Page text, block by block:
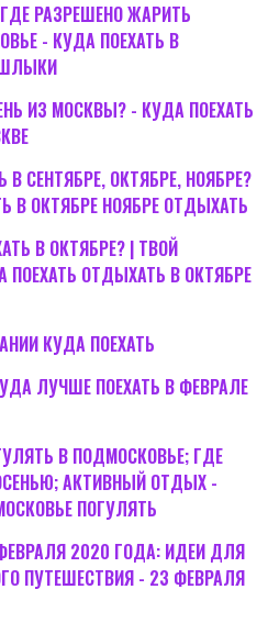
РАЗРЕШЕНО ЖАРИТЬ
- КУДА ПОЕХАТЬ В
ИЗ МОСКВЫ? - КУДА ПОЕХАТЬ
СЕНТЯБРЕ, ОКТЯБРЕ, НОЯБРЕ?
В ОКТЯБРЕ НОЯБРЕ ОТДЫХАТЬ
В ОКТЯБРЕ? | ТВОЙ
ПОЕХАТЬ ОТДЫХАТЬ В ОКТЯБРЕ
КУДА ПОЕХАТЬ
ЛУЧШЕ ПОЕХАТЬ В ФЕВРАЛЕ
В ПОДМОСКОВЬЕ; ГДЕ
АКТИВНЫЙ ОТДЫХ -
ПОГУЛЯТЬ
2020 ГОДА: ИДЕИ ДЛЯ
ПУТЕШЕСТВИЯ - 23 ФЕВРАЛЯ